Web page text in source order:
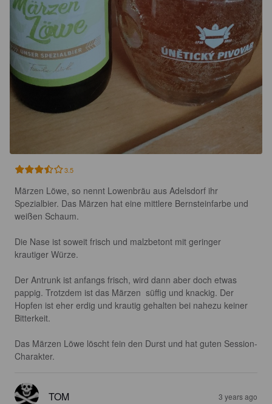
3.5
Märzen Löwe, so nennt Lowenbräu aus Adelsdorf ihr
Spezialbier. Das Märzen hat eine mittlere Bernsteinfarbe und
weißen Schaum.
Die Nase ist soweit frisch und malzbetont mit geringer
krautiger Würze.
Der Antrunk ist anfangs frisch, wird dann aber doch etwas
pappig. Trotzdem ist das Märzen  süffig und knackig. Der
Hopfen ist eher erdig und krautig gehalten bei nahezu keiner
Bitterkeit.
Das Märzen Löwe löscht fein den Durst und hat guten Session-
Charakter.
TOM 3 years ago